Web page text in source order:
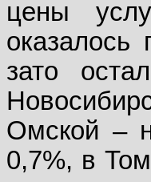
цены
зато
Омской –
0,7%, в